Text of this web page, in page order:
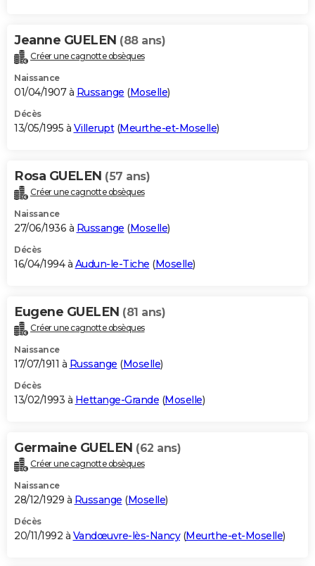
Jeanne GUELEN (88 ans)
Créer une cagnotte obsèques
Naissance
01/04/1907 à Russange (Moselle)
Décès
13/05/1995 à Villerupt(Meurthe-et-Moselle)
Rosa GUELEN (57 ans)
Créer une cagnotte obsèques
Naissance
27/06/1936 à Russange (Moselle)
Décès
16/04/1994 à Audun-le-Tiche (Moselle)
Eugene GUELEN (81 ans)
Créer une cagnotte obsèques
Naissance
17/07/1911 à Russange (Moselle)
Décès
13/02/1993 à Hettange-Grande (Moselle)
Germaine GUELEN (62 ans)
Créer une cagnotte obsèques
Naissance
28/12/1929 à Russange (Moselle)
Décès
20/11/1992 à Vandœuvre-lès-Nancy(Meurthe-et-Moselle)